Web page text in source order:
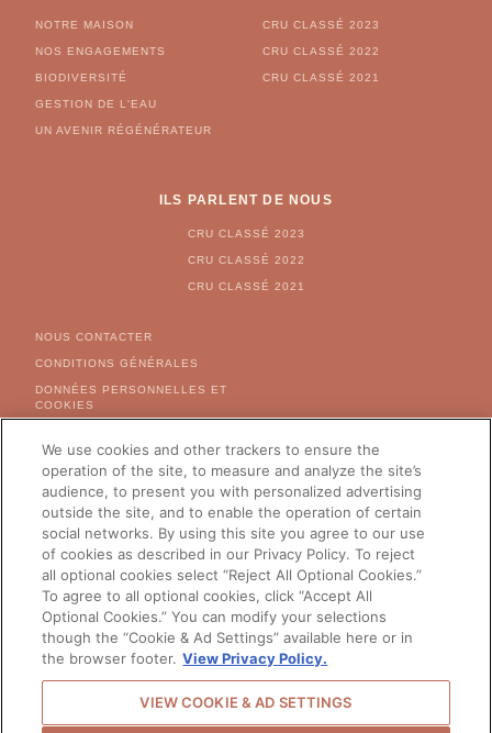
NOTRE MAISON
NOS ENGAGEMENTS
BIODIVERSITÉ
GESTION DE L'EAU
UN AVENIR RÉGÉNÉRATEUR
CRU CLASSÉ 2023
CRU CLASSÉ 2022
CRU CLASSÉ 2021
ILS PARLENT DE NOUS
CRU CLASSÉ 2023
CRU CLASSÉ 2022
CRU CLASSÉ 2021
NOUS CONTACTER
CONDITIONS GÉNÉRALES
DONNÉES PERSONNELLES ET
COOKIES
ENVIRONNEMENTALES
CARRIÈRE
CHANGER DE PAYS
© 2026 Château Galoupet -
L'ABUS D'ALCOOL EST DANGEREUX POUR LA SANTÉ, A
Back
We use cookies and other trackers to ensure the
operation of the site, to measure and analyze the site’s
audience, to present you with personalized advertising
outside the site, and to enable the operation of certain
social networks. By using this site you agree to our use
of cookies as described in our Privacy Policy. To reject
all optional cookies select “Reject All Optional Cookies.”
To agree to all optional cookies, click “Accept All
Optional Cookies.” You can modify your selections
though the “Cookie & Ad Settings” available here or in
the browser footer. View Privacy Policy.
VIEW COOKIE & AD SETTINGS